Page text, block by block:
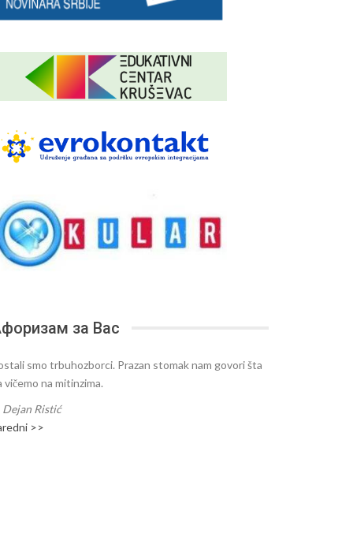
за Вас
smo trbuhozborci. Prazan stomak nam govori šta
vičemo na mitinzima.
Dejan Ristić
>>